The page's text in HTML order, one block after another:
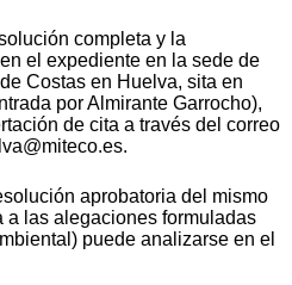
completa y la
el expediente en la sede de
Costas en Huelva, sita en
por Almirante Garrocho),
de cita a través del correo
aprobatoria del mismo
a las alegaciones formuladas
puede analizarse en el